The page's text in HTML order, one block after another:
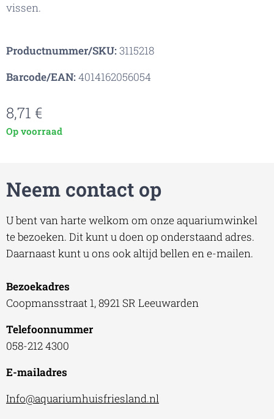
vissen.
Productnummer/SKU:3115218
Barcode/EAN:4014162056054
8,71 €
Op voorraad
Neem contact op
U bent van harte welkom om onze aquariumwinkel
te bezoeken. Dit kunt u doen op onderstaand adres.
Daarnaast kunt u ons ook altijd bellen en e-mailen.
Bezoekadres
Coopmansstraat 1, 8921 SR Leeuwarden
Telefoonnummer
058-212 4300
E-mailadres
Info@aquariumhuisfriesland.nl